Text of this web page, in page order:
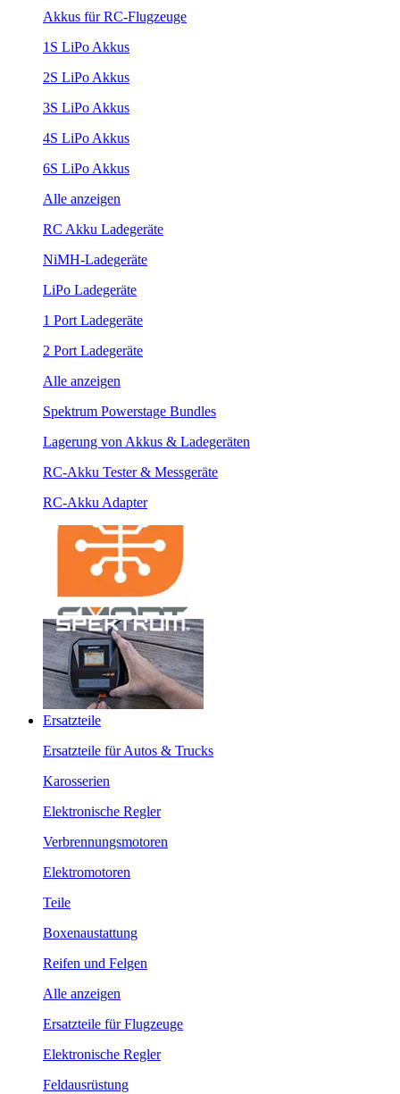
Akkus für RC-Flugzeuge
1S LiPo Akkus
2S LiPo Akkus
3S LiPo Akkus
4S LiPo Akkus
6S LiPo Akkus
Alle anzeigen
RC Akku Ladegeräte
NiMH-Ladegeräte
LiPo Ladegeräte
1 Port Ladegeräte
2 Port Ladegeräte
Alle anzeigen
Spektrum Powerstage Bundles
Lagerung von Akkus & Ladegeräten
RC-Akku Tester & Messgeräte
RC-Akku Adapter
Ersatzteile
Ersatzteile für Autos & Trucks
Karosserien
Elektronische Regler
Verbrennungsmotoren
Elektromotoren
Teile
Boxenaustattung
Reifen und Felgen
Alle anzeigen
Ersatzteile für Flugzeuge
Elektronische Regler
Feldausrüstung